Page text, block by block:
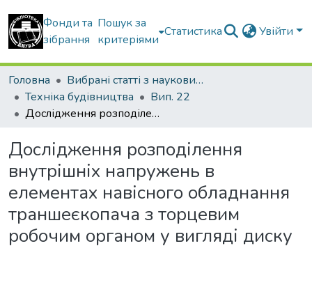
Фонди та
зібрання
Пошук за
критеріями
Статистика Увійти
Головна
Вибрані статті з наукових збірників КНУБА
Техніка будівництва
Вип. 22
Дослідження розподілення внутрішніх напружень в елементах навісного обладнання траншеєкопача з торцевим робочим органом у вигляді диску
Дослідження розподілення
внутрішніх напружень в
елементах навісного обладнання
траншеєкопача з торцевим
робочим органом у вигляді диску